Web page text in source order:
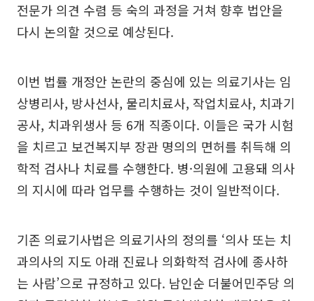
전문가 의견 수렴 등 숙의 과정을 거쳐 향후 법안을
다시 논의할 것으로 예상된다.
이번 법률 개정안 논란의 중심에 있는 의료기사는 임
상병리사, 방사선사, 물리치료사, 작업치료사, 치과기
공사, 치과위생사 등 6개 직종이다. 이들은 국가 시험
을 치르고 보건복지부 장관 명의의 면허를 취득해 의
학적 검사나 치료를 수행한다. 병·의원에 고용돼 의사
의 지시에 따라 업무를 수행하는 것이 일반적이다.
기존 의료기사법은 의료기사의 정의를 ‘의사 또는 치
과의사의 지도 아래 진료나 의화학적 검사에 종사하
는 사람’으로 규정하고 있다. 남인순 더불어민주당 의